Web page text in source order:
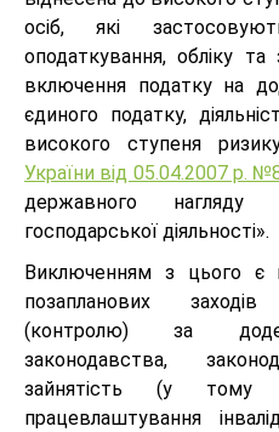
осіб, які
оподаткування, обліку та
включення податку на
єдиного податку,
високого ступеня
України від 05.04.2007 р.
державного
господарської діяльності».
Виключенням з цього є
позапланових
(контролю) за
законодавства,
зайнятість (у тому
працевлаштування